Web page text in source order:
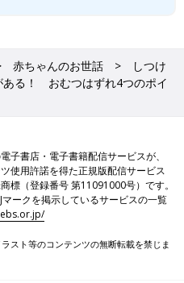
赤ちゃんのお世話
しつけ
ある！ おむつはずれ4つのポイ
子書店・電子書籍配信サービスが、
使用許諾を得た正規版配信サービス
標（登録番号 第11091000号）です。
マークを掲示しているサービスの一覧
スト等のコンテンツの無断転載を禁じま